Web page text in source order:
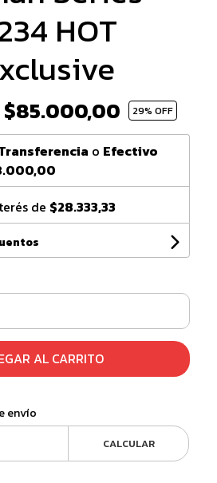
HOT
$85.000,00 29% OFF
o Efectivo
de $28.333,33
AL CARRITO
envío
CALCULAR